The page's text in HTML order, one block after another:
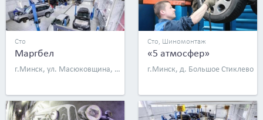
Сто
Маргбел
г.Минск, ул. Масюковщина, 56б
Сто, Шиномонтаж
«5 атмосфер»
г.Минск, д. Большое Стиклево